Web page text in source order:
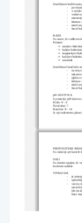
Značilnosti kislih
-
po
-
v večjih
-
vodne
-
-
lakmus:
-
metil
-
fenol
BAZE
So snovi, ki vodikove
Primeri:

natrijev

kalijev

magnezijev

kalcijev

amoniak
Značilnosti bazičnih
-
na otip
-
-
njihove
-
-
metil
-
fenol
pH LESTVICA
S pomočjo pH lestvice
Kisle: 0 – 6
Nevtralne: 7
Bazične: 8 – 14
Iz nje razberemo
PROTOLITSKE
So reakcije pri katerih
SOLI
So ionske spojine, ki
kislinski radikal.
TITRACIJA
-
je
-
-
vzorcu
baza